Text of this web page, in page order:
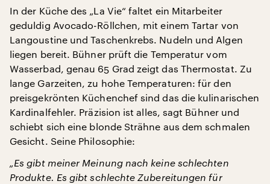
In der Küche des „La Vie“ faltet ein Mitarbeiter
geduldig Avocado-Röllchen, mit einem Tartar von
Langoustine und Taschenkrebs. Nudeln und Algen
liegen bereit. Bühner prüft die Temperatur vom
Wasserbad, genau 65 Grad zeigt das Thermostat. Zu
lange Garzeiten, zu hohe Temperaturen: für den
preisgekrönten Küchenchef sind das die kulinarischen
Kardinalfehler. Präzision ist alles, sagt Bühner und
schiebt sich eine blonde Strähne aus dem schmalen
Gesicht. Seine Philosophie:
„Es gibt meiner Meinung nach keine schlechten
Produkte. Es gibt schlechte Zubereitungen für